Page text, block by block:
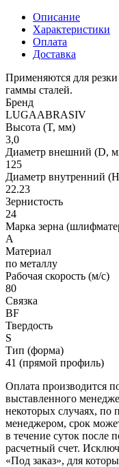
Описание
Характеристики
Оплата
Доставка
Применяются для
гаммы сталей.
Бренд
LUGAABRASIV
Высота (T, мм)
3,0
Диаметр внешний (D,
125
Диаметр внутренний
22.23
Зернистость
24
Марка зерна
A
Материал
по металлу
Рабочая скорость (м/с)
80
Связка
BF
Твердость
S
Тип (форма)
41 (прямой профиль)
Оплата производится
выставленного
некоторых случаях, по
менеджером, срок
в течение суток после
расчетный счет.
«Под заказ», для